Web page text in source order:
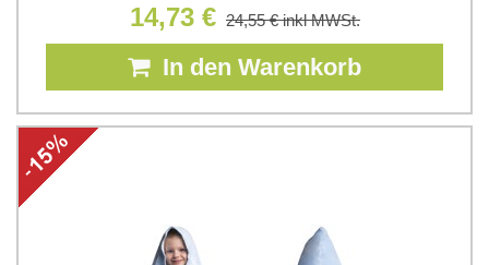
14,73 € 24,55 €inkl MWSt.
In den Warenkorb